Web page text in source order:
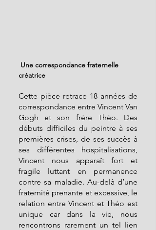
créatrice
Cette pièce retrace 18 années de
correspondance entre Vincent Van
Gogh et son frère Théo. Des
débuts difficiles du peintre à ses
premières crises, de ses succès à
ses différentes hospitalisations,
Vincent nous apparaît fort et
fragile luttant en permanence
contre sa maladie. Au-delà d’une
fraternité prenante et excessive, le
relation entre Vincent et Théo est
unique car dans la vie, nous
rencontrons rarement un tel lien